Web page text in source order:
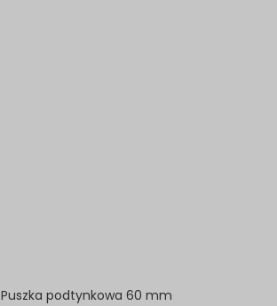
Puszka podtynkowa 60 mm